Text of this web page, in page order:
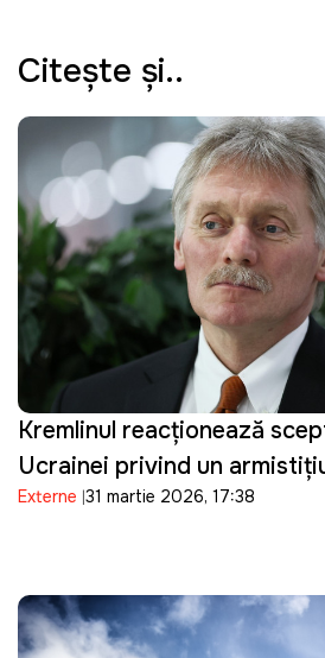
Citeşte şi..
Kremlinul reacționează
Ucrainei privind un
Externe 31 martie 2026, 17:38